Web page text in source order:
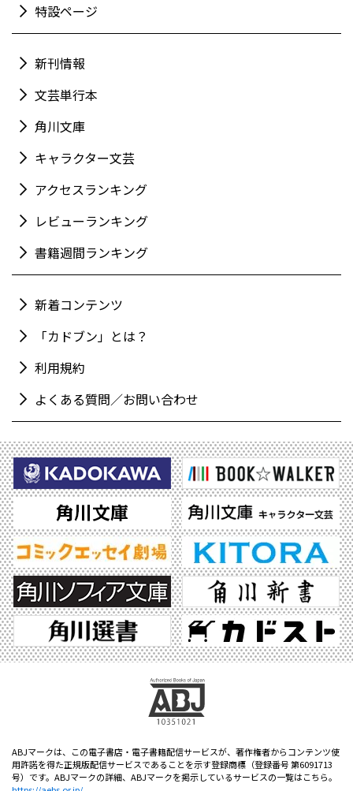
特設ページ
新刊情報
文芸単行本
角川文庫
キャラクター文芸
アクセスランキング
レビューランキング
書籍週間ランキング
新着コンテンツ
「カドブン」とは？
利用規約
よくある質問／お問い合わせ
ABJマークは、この電子書店・電子書籍配信サービスが、著作権者からコンテンツ使
用許諾を得た正規版配信サービスであることを示す登録商標（登録番号 第6091713
号）です。ABJマークの詳細、ABJマークを掲示しているサービスの一覧はこちら。